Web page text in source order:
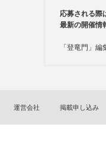
応募される際
最新の開催情
「登竜門」編
運営会社 掲載申し込み